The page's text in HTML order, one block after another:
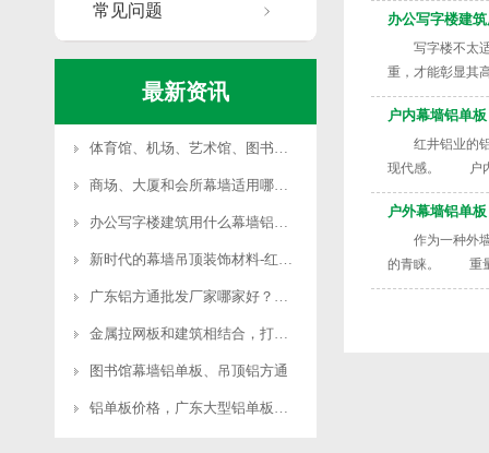
常见问题
最新资讯
体育馆、机场、艺术馆、图书馆等大型公共场所适用哪种幕墙铝单板？
商场、大厦和会所幕墙适用哪些铝单板？
办公写字楼建筑用什么幕墙铝单板合适？
新时代的幕墙吊顶装饰材料-红井铝方通
广东铝方通批发厂家哪家好？首选红井铝业
金属拉网板和建筑相结合，打造另类建筑外墙装饰
图书馆幕墙铝单板、吊顶铝方通
铝单板价格，广东大型铝单板厂家可免费深化图纸
办公写字楼建
写字楼不太适
重，才能彰显其
据办公场所的内
户内幕墙铝单板
红井铝业的铝
现代感。 户内
户外幕墙铝单板
作为一种外墙
的青睐。 重量
的产品物性，有